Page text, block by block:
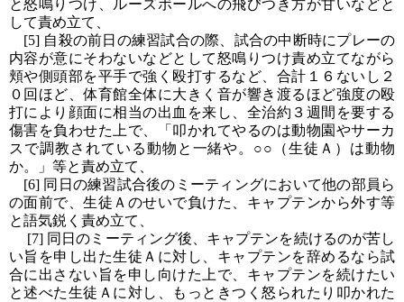
と怒鳴りつけ、ルーズボールへの飛びつき方が甘いなどと
して責め立て、
[5] 自殺の前日の練習試合の際、試合の中断時にプレーの
内容が意にそわないなどとして怒鳴りつけ責め立てながら
頬や側頭部を平手で強く殴打するなど、合計１６ないし２
０回ほど、体育館全体に大きく音が響き渡るほど強度の殴
打により顔面に相当の出血を来し、全治約３週間を要する
傷害を負わせた上で、「叩かれてやるのは動物園やサーカ
スで調教されている動物と一緒や。○○（生徒Ａ）は動物
か。」等と責め立て、
[6] 同日の練習試合後のミーティングにおいて他の部員ら
の面前で、生徒Ａのせいで負けた、キャプテンから外す等
と語気鋭く責め立て、
[7] 同日のミーティング後、キャプテンを続けるのが苦し
い旨を申し出た生徒Ａに対し、キャプテンを辞めるなら試
合に出さない旨を申し向けた上で、キャプテンを続けたい
と述べた生徒Ａに対し、もっときつく怒られたり叩かれた